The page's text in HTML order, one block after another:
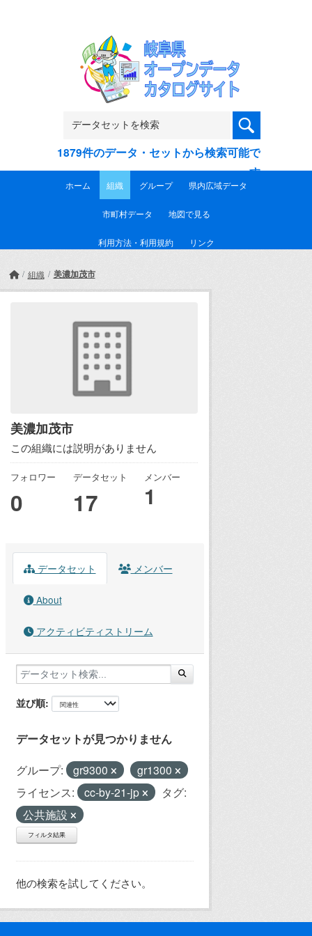
1879件のデータ・セットから検索可能で
す
ホーム 組織 グループ 県内広域データ
市町村データ 地図で見る
利用方法・利用規約 リンク
組織 美濃加茂市
美濃加茂市
この組織には説明がありません
フォロワー
0
データセット
17
メンバー
1
データセット メンバー
About
アクティビティストリーム
並び順
データセットが見つかりません
グループ: gr9300
gr1300
ライセンス:
cc-by-21-jp
タグ:
公共施設
フィルタ結果
他の検索を試してください。